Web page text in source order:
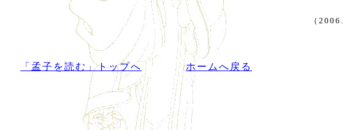
（
「孟子を読む」トップへ ホームへ戻る